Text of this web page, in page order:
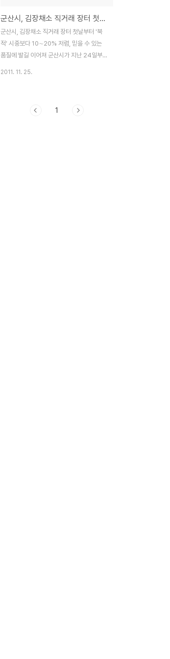
군산시, 김장채소 직거래 장터 첫날부터 '북적'
군산시, 김장채소 직거래 장터 첫날부터 '북
적' 시중보다 10∼20% 저렴, 믿을 수 있는
품질에 발길 이어져 군산시가 지난 24일부
상으로 배추, 무, 건고추 등 김장철 채소를 직
2011. 11. 25.
1